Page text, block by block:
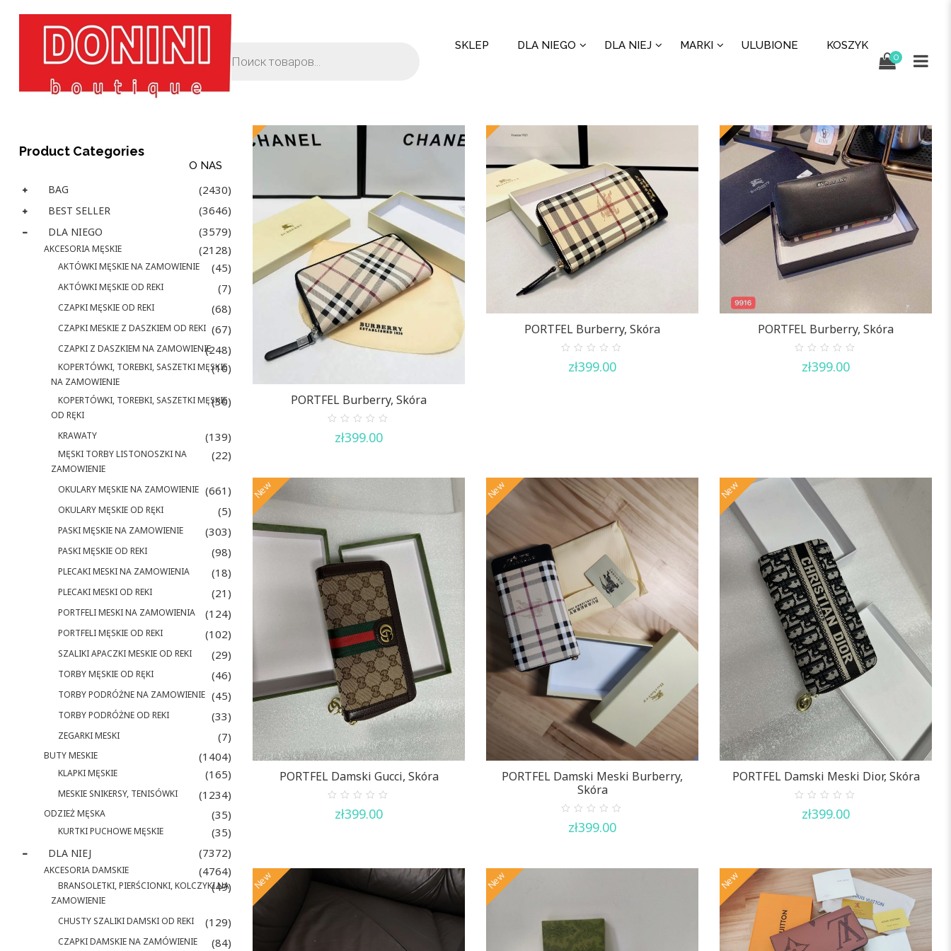
SKLEP DLA NIEGO DLA NIEJ MARKI ULUBIONE KOSZYK
O NAS
0
Product Categories
BAG (2430)
BEST SELLER (3646)
DLA NIEGO (3579)
AKCESORIA MĘSKIE (2128)
AKTÓWKI MĘSKIE NA ZAMOWIENIE (45)
AKTÓWKI MĘSKIE OD REKI (7)
CZAPKI MĘSKIE OD REKI (68)
CZAPKI MESKIE Z DASZKIEM OD REKI (67)
CZAPKI Z DASZKIEM NA ZAMOWIENIE(248)
KOPERTÓWKI, TOREBKI, SASZETKI MĘSKIE
NA ZAMOWIENIE
(10)
KOPERTÓWKI, TOREBKI, SASZETKI MĘSKIE
OD RĘKI
(30)
KRAWATY (139)
MĘSKI TORBY LISTONOSZKI NA
ZAMOWIENIE
(22)
OKULARY MĘSKIE NA ZAMOWIENIE (661)
OKULARY MĘSKIE OD RĘKI (5)
PASKI MĘSKIE NA ZAMOWIENIE (303)
PASKI MĘSKIE OD REKI (98)
PLECAKI MESKI NA ZAMOWIENIA (18)
PLECAKI MESKI OD REKI (21)
PORTFELI MESKI NA ZAMOWIENIA (124)
PORTFELI MĘSKIE OD REKI (102)
SZALIKI APACZKI MESKIE OD REKI (29)
TORBY MĘSKIE OD RĘKI (46)
TORBY PODRÓŻNE NA ZAMOWIENIE (45)
TORBY PODRÓŻNE OD REKI (33)
ZEGARKI MESKI (7)
BUTY MESKIE (1404)
KLAPKI MĘSKIE (165)
MESKIE SNIKERSY, TENISÓWKI (1234)
ODZIEŻ MĘSKA (35)
KURTKI PUCHOWE MĘSKIE (35)
DLA NIEJ (7372)
AKCESORIA DAMSKIE (4764)
BRANSOLETKI, PIERŚCIONKI, KOLCZYKI NA
ZAMOWIENIE
(49)
CHUSTY SZALIKI DAMSKI OD REKI (129)
CZAPKI DAMSKIE NA ZAMÓWIENIE (84)
PORTFEL Burberry, Skóra
out
zł399.00
PORTFEL Burberry, Skóra
out
zł399.00
PORTFEL Burberry, Skóra
out
zł399.00
New
PORTFEL Damski Gucci, Skóra
out
zł399.00
New
PORTFEL Damski Meski Burberry,
Skóra
out
zł399.00
New
PORTFEL Damski Meski Dior, Skóra
out
zł399.00
New New New